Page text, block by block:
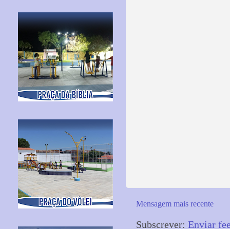
Mensagem mais recente
Subscrever: Enviar